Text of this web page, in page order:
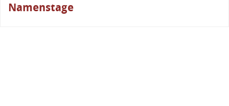
Namenstage